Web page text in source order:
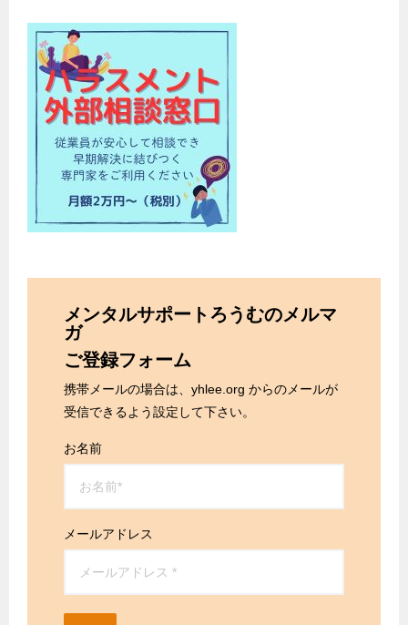
メンタルサポートろうむのメルマ
ガ
ご登録フォーム
携帯メールの場合は、yhlee.org からのメールが
受信できるよう設定して下さい。
お名前
メールアドレス